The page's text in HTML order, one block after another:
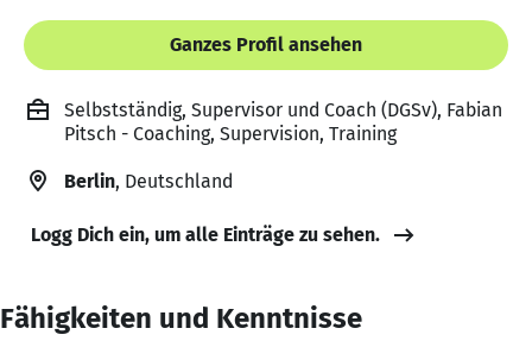
Ganzes Profil ansehen
Selbstständig, Supervisor und Coach (DGSv), Fabian
Pitsch - Coaching, Supervision, Training
Berlin, Deutschland
Logg Dich ein, um alle Einträge zu sehen.
Fähigkeiten und Kenntnisse